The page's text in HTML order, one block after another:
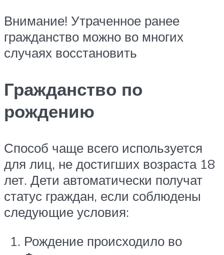
Внимание! Утраченное ранее
гражданство можно во многих
случаях восстановить
Гражданство по
рождению
Способ чаще всего используется
для лиц, не достигших возраста 18
лет. Дети автоматически получат
статус граждан, если соблюдены
следующие условия:
Рождение происходило во